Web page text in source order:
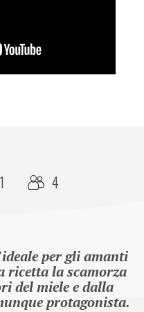
1 4
per gli amanti
ricetta la scamorza
del miele e dalla
protagonista.